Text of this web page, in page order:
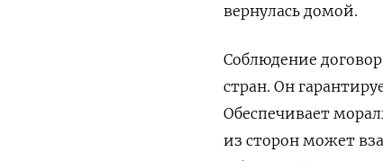
вернулась домой.
Соблюдение
стран. Он
Обеспечивает
из сторон может